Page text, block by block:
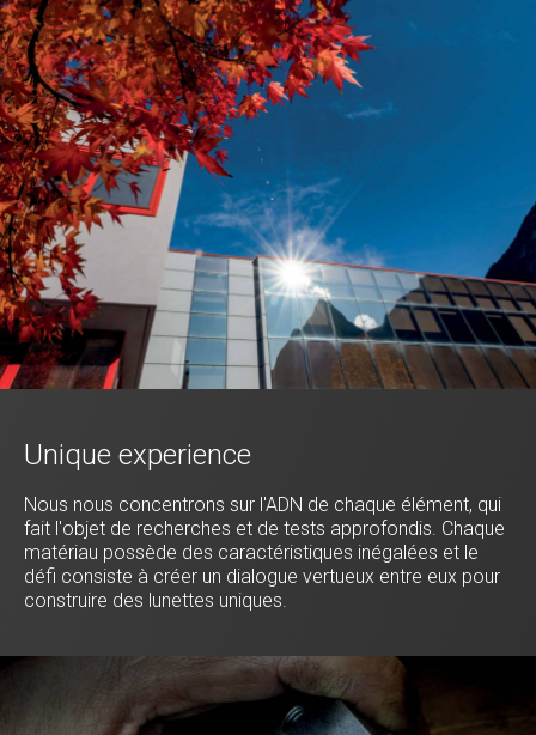
Unique experience
Nous nous concentrons sur l'ADN de chaque élément, qui
fait l'objet de recherches et de tests approfondis. Chaque
matériau possède des caractéristiques inégalées et le
défi consiste à créer un dialogue vertueux entre eux pour
construire des lunettes uniques.